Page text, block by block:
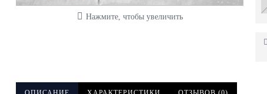
Нажмите, чтобы увеличить